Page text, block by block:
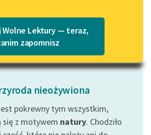
dla
z
do
i
Katalog w formacie PDF
Wolne Lektury — teraz,
zapomnisz
Czytaj więcej
nieożywiona
pokrewny tym wszystkim,
się z motywem natury. Chodziło